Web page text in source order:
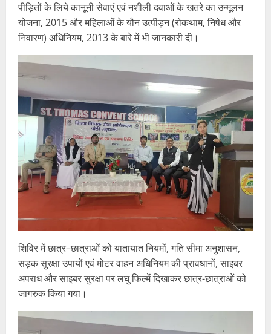
पीड़ितों के लिये कानूनी सेवाएं एवं नशीली दवाओं के खतरे का उन्मूलन
योजना, 2015 और महिलाओं के यौन उत्पीड़न (रोकथाम, निषेध और
निवारण) अधिनियम, 2013 के बारे में भी जानकारी दी।
शिविर में छात्र–छात्राओं को यातायात नियमों, गति सीमा अनुशासन,
सड़क सुरक्षा उपायों एवं मोटर वाहन अधिनियम की प्रावधानों, साइबर
अपराध और साइबर सुरक्षा पर लघु फिल्में दिखाकर छात्र-छात्राओं को
जागरुक किया गया।